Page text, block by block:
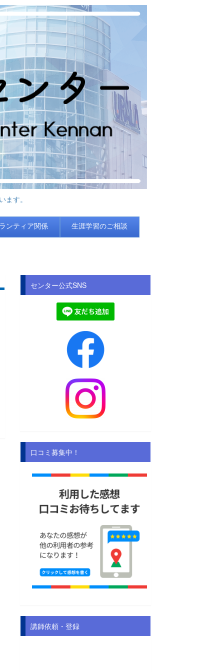
す。
ンティア関係 生涯学習のご相談
センター公式SNS
口コミ募集中！
講師依頼・登録